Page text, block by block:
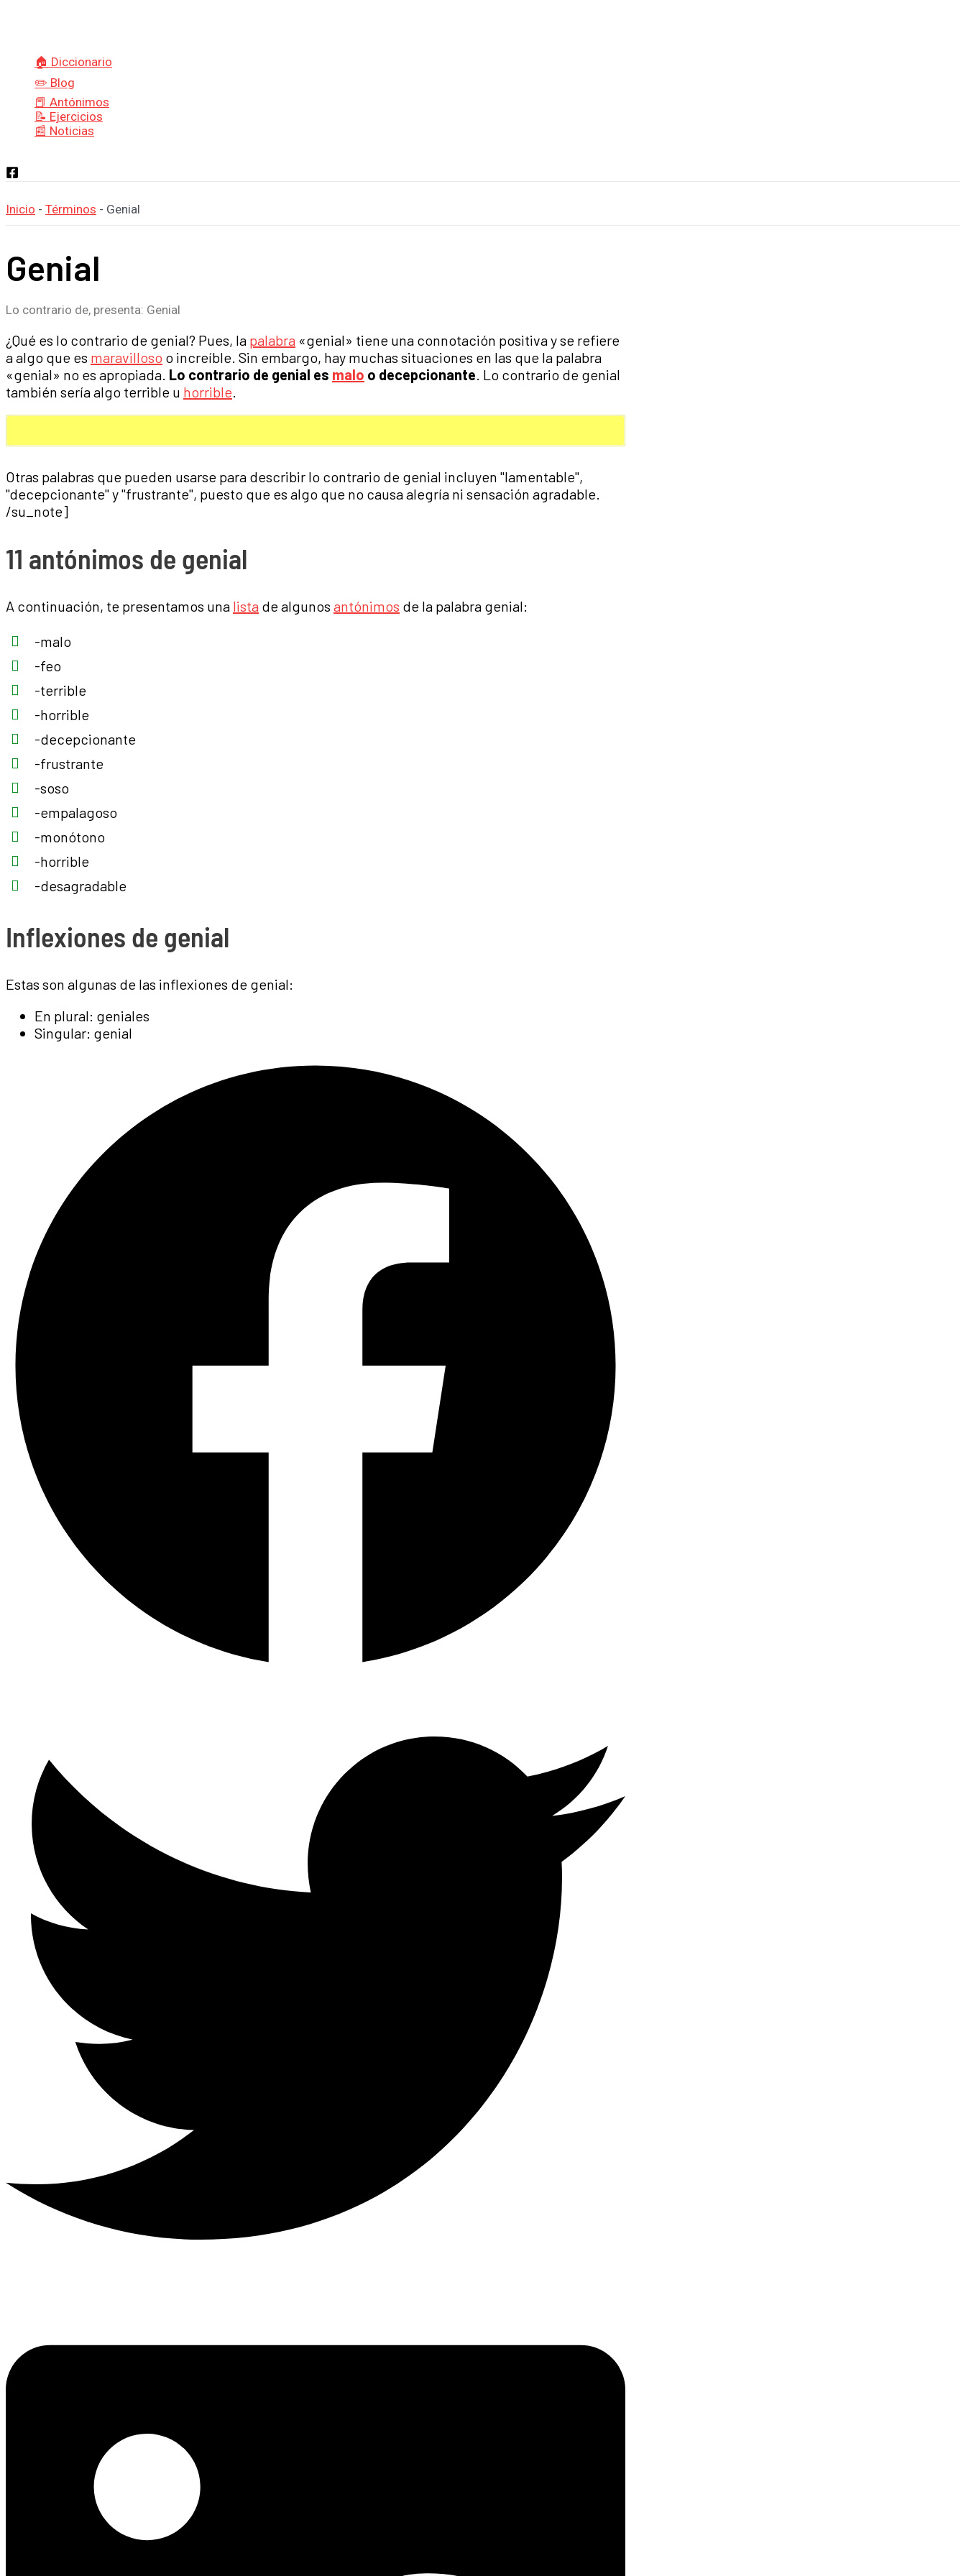
🏠 Diccionario
✏️ Blog
📕 Antónimos
📝 Ejercicios
📰 Noticias
Inicio - Términos - Genial
Genial
Lo contrario de, presenta: Genial
¿Qué es lo contrario de genial? Pues, la palabra «genial» tiene una connotación positiva y se refiere
a algo que es maravilloso o increíble. Sin embargo, hay muchas situaciones en las que la palabra
«genial» no es apropiada. Lo contrario de genial es malo o decepcionante. Lo contrario de genial
también sería algo terrible u horrible.
Otras palabras que pueden usarse para describir lo contrario de genial incluyen "lamentable",
"decepcionante" y "frustrante", puesto que es algo que no causa alegría ni sensación agradable.
/su_note]
11 antónimos de genial
A continuación, te presentamos una lista de algunos antónimos de la palabra genial:
-malo
-feo
-terrible
-horrible
-decepcionante
-frustrante
-soso
-empalagoso
-monótono
-horrible
-desagradable
Inflexiones de genial
Estas son algunas de las inflexiones de genial:
En plural: geniales
Singular: genial